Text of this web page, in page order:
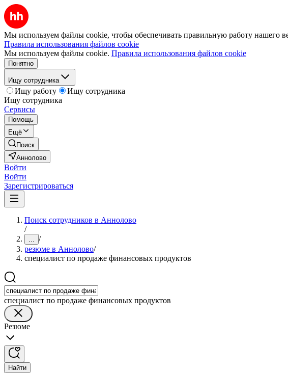
Мы используем файлы cookie, чтобы обеспечивать правильную работу нашего
Правила использования файлов cookie
Мы используем файлы cookie. Правила использования файлов cookie
Понятно
Ищу сотрудника
Ищу работу
Ищу сотрудника
Ищу сотрудника
Сервисы
Помощь
Ещё
Поиск
Аннолово
Войти
Войти
Зарегистрироваться
Поиск сотрудников в Аннолово
/
... /
резюме в Аннолово/
специалист по продаже финансовых продуктов
специалист по продаже финансовых продуктов
Резюме
Найти